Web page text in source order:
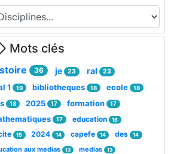
Mots clés
36 je 23 ral 23
1 19 bibliotheques 18 ecole 18
18 2025 17 formation 17
17 education 16
15 2024 14 capefe 14 des 14
aux medias 13 medias 13